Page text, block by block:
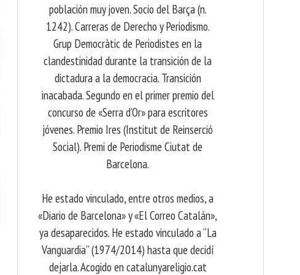
población muy joven. Socio del Barça (n.
1242). Carreras de Derecho y Periodismo.
Grup Democràtic de Periodistes en la
clandestinidad durante la transición de la
dictadura a la democracia. Transición
inacabada. Segundo en el primer premio del
concurso de «Serra d’Or» para escritores
jóvenes. Premio Ires (Institut de Reinserció
Social). Premi de Periodisme Ciutat de
Barcelona.
He estado vinculado, entre otros medios, a
«Diario de Barcelona» y «El Correo Catalán»,
ya desaparecidos. He estado vinculado a “La
Vanguardia” (1974/2014) hasta que decidí
dejarla. Acogido en catalunyareligio.cat